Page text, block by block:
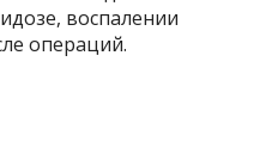
воспалении
операций.